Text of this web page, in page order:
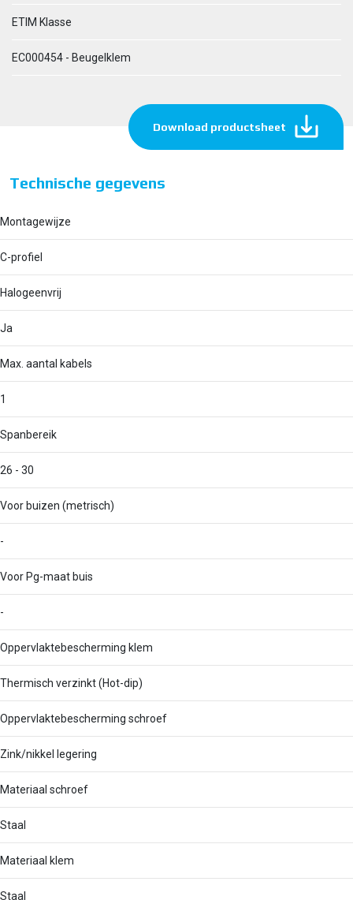
ETIM Klasse
EC000454 - Beugelklem
Download productsheet
Technische gegevens
Montagewijze
C-profiel
Halogeenvrij
Ja
Max. aantal kabels
1
Spanbereik
26 - 30
Voor buizen (metrisch)
-
Voor Pg-maat buis
-
Oppervlaktebescherming klem
Thermisch verzinkt (Hot-dip)
Oppervlaktebescherming schroef
Zink/nikkel legering
Materiaal schroef
Staal
Materiaal klem
Staal